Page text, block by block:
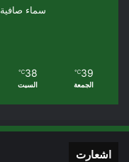
سماء صافية
39
℃
الجمعة
38
℃
السبت
اشعارت